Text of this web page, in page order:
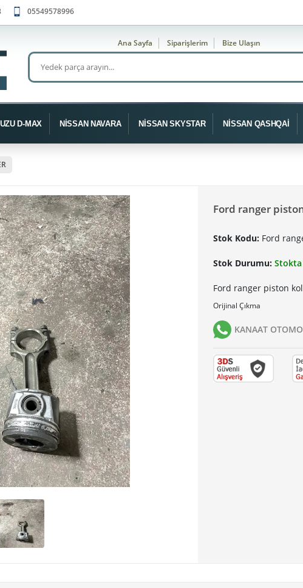
05549578996
Ana Sayfa Siparişlerim Bize Ulaşın
D-MAX NİSSAN NAVARA NİSSAN SKYSTAR NİSSAN QASHQAİ
Ford ranger
Stok Kodu: Ford
Stok Durumu:
Ford ranger piston
Orijinal Çıkma
KANAAT